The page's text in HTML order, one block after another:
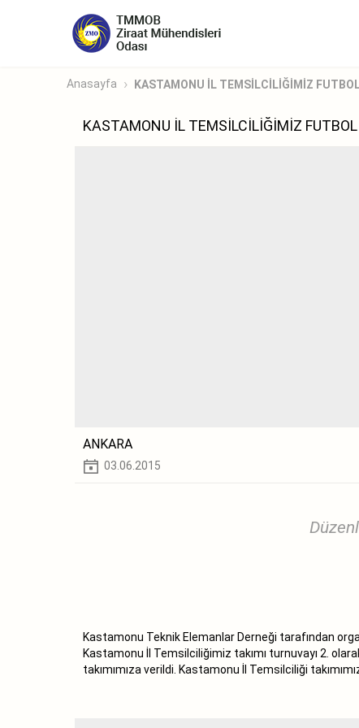
Anasayfa KASTAMONU İL TEMSİLCİLİĞİMİZ
KASTAMONU İL TEMSİLCİLİĞİMİZ
ANKARA
03.06.2015
Kastamonu Teknik Elemanlar Derneği tarafından
Kastamonu İl Temsilciliğimiz takımı turnuvayı 2.
takımımıza verildi. Kastamonu İl Temsilciliği